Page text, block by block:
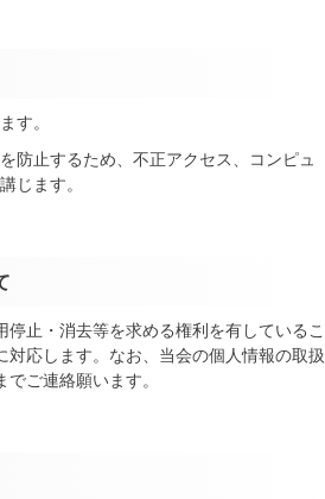
す。
防止するため、不正アクセス、コンピュ
じます。
止・消去等を求める権利を有しているこ
応します。なお、当会の個人情報の取扱
ご連絡願います。